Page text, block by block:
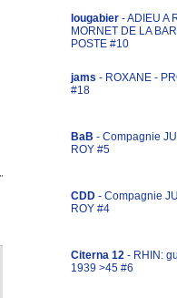
lougabier - ADIEU A
MORNET DE LA
POSTE #10
jams - ROXANE -
#18
BaB - Compagnie
ROY #5
CDD - Compagnie
ROY #4
Citerna 12 - RHIN:
1939 >45 #6